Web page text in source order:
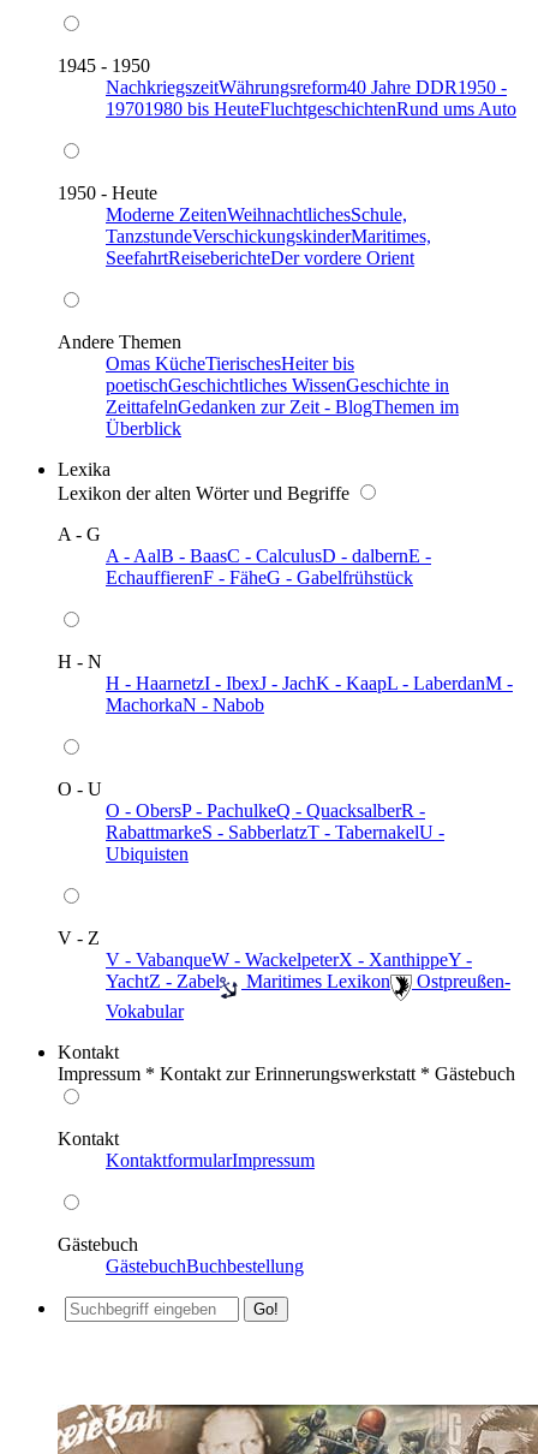
1945 - 1950
NachkriegszeitWährungsreform40 Jahre DDR1950 -
19701980 bis HeuteFluchtgeschichtenRund ums Auto
1950 - Heute
Moderne ZeitenWeihnachtlichesSchule,
TanzstundeVerschickungskinderMaritimes,
SeefahrtReiseberichteDer vordere Orient
Andere Themen
Omas KücheTierischesHeiter bis
poetischGeschichtliches WissenGeschichte in
ZeittafelnGedanken zur Zeit - BlogThemen im
Überblick
Lexika
Lexikon der alten Wörter und Begriffe
A - G
A - AalB - BaasC - CalculusD - dalbernE -
EchauffierenF - FäheG - Gabelfrühstück
H - N
H - HaarnetzI - IbexJ - JachK - KaapL - LaberdanM -
MachorkaN - Nabob
O - U
O - ObersP - PachulkeQ - QuacksalberR -
RabattmarkeS - SabberlatzT - TabernakelU -
Ubiquisten
V - Z
V - VabanqueW - WackelpeterX - XanthippeY -
YachtZ - Zabel ️ Maritimes Lexikon
️ Ostpreußen-
Vokabular
Kontakt
Impressum * Kontakt zur Erinnerungswerkstatt * Gästebuch
Kontakt
KontaktformularImpressum
Gästebuch
GästebuchBuchbestellung